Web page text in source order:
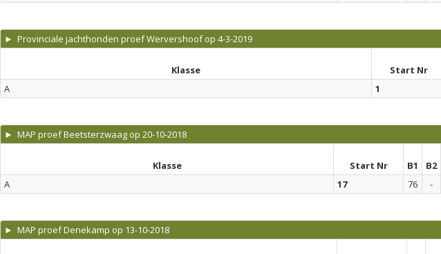
► Provinciale jachthonden proef Wervershoof op 4-3-2019
Klasse Start Nr
A
1
► MAP proef Beetsterzwaag op 20-10-2018
Klasse Start Nr B1 B2
A
17 76 -
► MAP proef Denekamp op 13-10-2018